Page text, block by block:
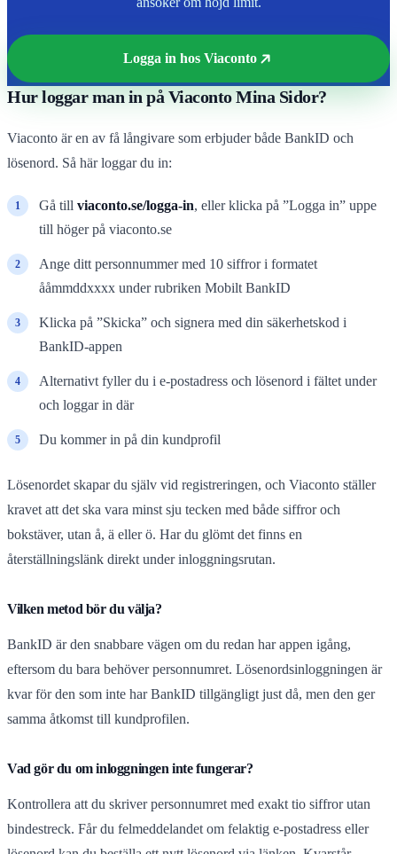
Logga in hos Viaconto
Hur loggar man in på Viaconto Mina Sidor?
Viaconto är en av få långivare som erbjuder både BankID och
lösenord. Så här loggar du in:
Gå till viaconto.se/logga-in, eller klicka på ”Logga in” uppe
till höger på viaconto.se
Ange ditt personnummer med 10 siffror i formatet
ååmmddxxxx under rubriken Mobilt BankID
Klicka på ”Skicka” och signera med din säkerhetskod i
BankID-appen
Alternativt fyller du i e-postadress och lösenord i fältet under
och loggar in där
Du kommer in på din kundprofil
Lösenordet skapar du själv vid registreringen, och Viaconto ställer
kravet att det ska vara minst sju tecken med både siffror och
bokstäver, utan å, ä eller ö. Har du glömt det finns en
återställningslänk direkt under inloggningsrutan.
Vilken metod bör du välja?
BankID är den snabbare vägen om du redan har appen igång,
eftersom du bara behöver personnumret. Lösenordsinloggningen är
kvar för den som inte har BankID tillgängligt just då, men den ger
samma åtkomst till kundprofilen.
Vad gör du om inloggningen inte fungerar?
Kontrollera att du skriver personnumret med exakt tio siffror utan
bindestreck. Får du felmeddelandet om felaktig e-postadress eller